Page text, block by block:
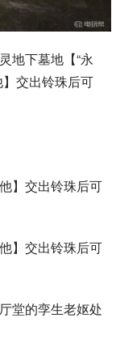
地下墓地【“永
交出铃珠后可
】交出铃珠后可
】交出铃珠后可
堂的孪生老妪处